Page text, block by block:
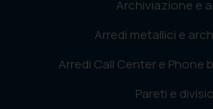
Archiviazione e
Arredi metallici e
Arredi Call Center e Phone
Pareti e